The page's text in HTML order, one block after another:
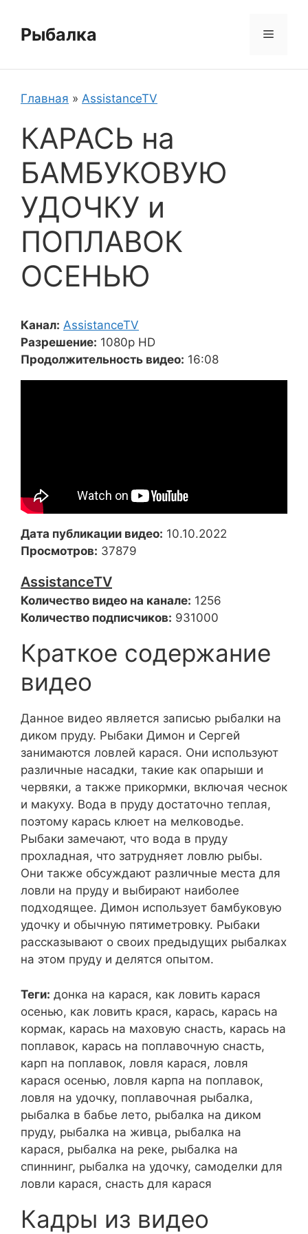
содержимому
Рыбалка Меню
Главная » AssistanceTV
КАРАСЬ на
БАМБУКОВУЮ
УДОЧКУ и
ПОПЛАВОК
ОСЕНЬЮ
Канал: AssistanceTV
Разрешение: 1080p HD
Продолжительность видео: 16:08
Дата публикации видео: 10.10.2022
Просмотров: 37879
AssistanceTV
Количество видео на канале: 1256
Количество подписчиков: 931000
Краткое содержание
видео
Данное видео является записью рыбалки на
диком пруду. Рыбаки Димон и Сергей
занимаются ловлей карася. Они используют
различные насадки, такие как опарыши и
червяки, а также прикормки, включая чеснок
и макуху. Вода в пруду достаточно теплая,
поэтому карась клюет на мелководье.
Рыбаки замечают, что вода в пруду
прохладная, что затрудняет ловлю рыбы.
Они также обсуждают различные места для
ловли на пруду и выбирают наиболее
подходящее. Димон использует бамбуковую
удочку и обычную пятиметровку. Рыбаки
рассказывают о своих предыдущих рыбалках
на этом пруду и делятся опытом.
Теги: донка на карася, как ловить карася
осенью, как ловить крася, карась, карась на
кормак, карась на маховую снасть, карась на
поплавок, карась на поплавочную снасть,
карп на поплавок, ловля карася, ловля
карася осенью, ловля карпа на поплавок,
ловля на удочку, поплавочная рыбалка,
рыбалка в бабье лето, рыбалка на диком
пруду, рыбалка на живца, рыбалка на
карася, рыбалка на реке, рыбалка на
спиннинг, рыбалка на удочку, самоделки для
ловли карася, снасть для карася
Кадры из видео